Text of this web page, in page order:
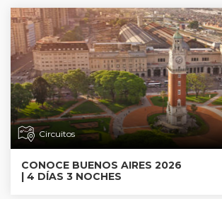
Circuitos
CONOCE BUENOS AIRES 2026
| 4 DÍAS 3 NOCHES